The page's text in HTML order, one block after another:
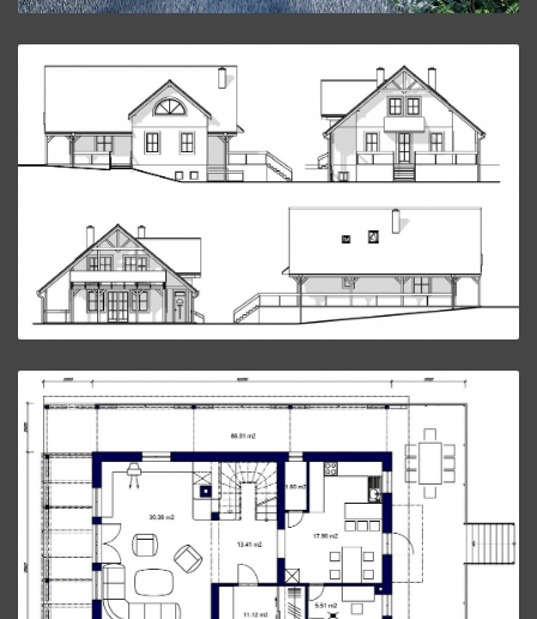
Poschodový Dom P41.
ZVÄČŠIŤ
Poschodový Dom P41.
ZVÄČŠIŤ